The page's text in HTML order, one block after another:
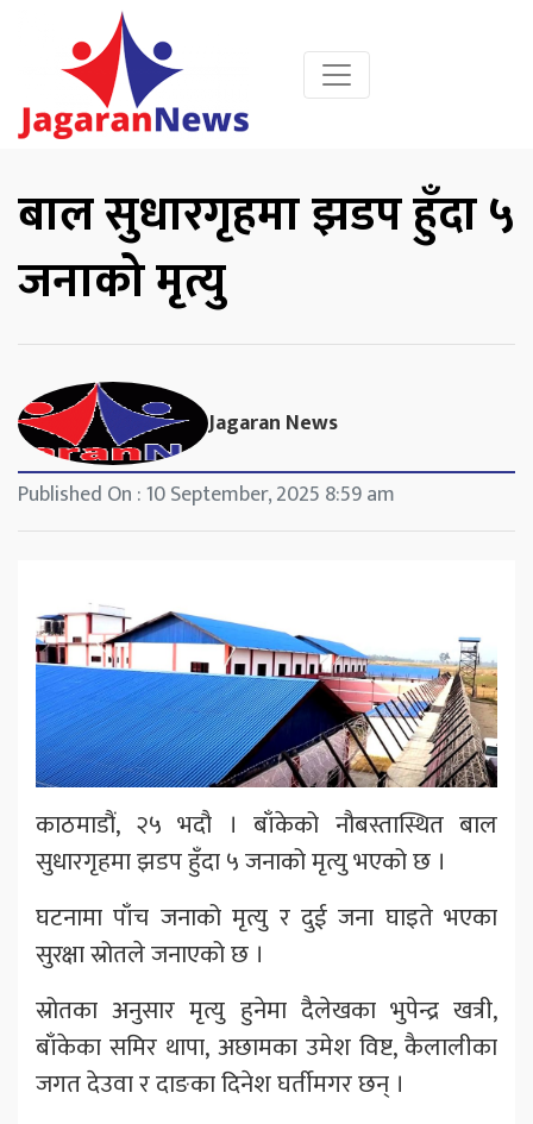
बाल सुधारगृहमा झडप हुँदा ५
जनाको मृत्यु
Jagaran News
Published On : 10 September, 2025 8:59 am
काठमाडौं, २५ भदौ । बाँकेको नौबस्तास्थित बाल
सुधारगृहमा झडप हुँदा ५ जनाको मृत्यु भएको छ ।
घटनामा पाँच जनाको मृत्यु र दुई जना घाइते भएका
सुरक्षा स्रोतले जनाएको छ ।
स्रोतका अनुसार मृत्यु हुनेमा दैलेखका भुपेन्द्र खत्री,
बाँकेका समिर थापा, अछामका उमेश विष्ट, कैलालीका
जगत देउवा र दाङका दिनेश घर्तीमगर छन् ।